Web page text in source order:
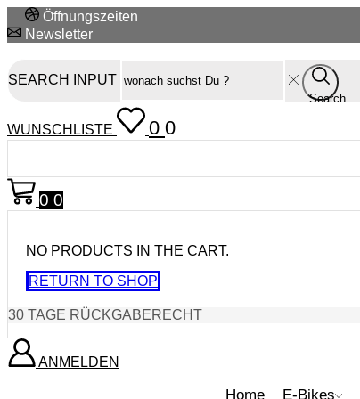
Öffnungszeiten
Newsletter
SEARCH INPUT
Search
WUNSCHLISTE 0 0
0 0
NO PRODUCTS IN THE CART.
RETURN TO SHOP
30 TAGE RÜCKGABERECHT
ANMELDEN
Home E-Bikes